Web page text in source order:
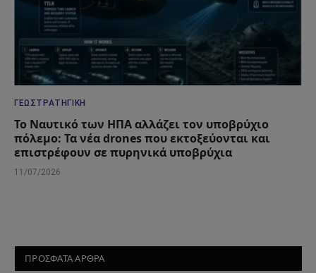
ΓΕΩΣΤΡΑΤΗΓΙΚΉ
Το Ναυτικό των ΗΠΑ αλλάζει τον υποβρύχιο
πόλεμο: Τα νέα drones που εκτοξεύονται και
επιστρέφουν σε πυρηνικά υποβρύχια
11/07/2026
ΠΡΟΣΦΑΤΑ ΑΡΘΡΑ